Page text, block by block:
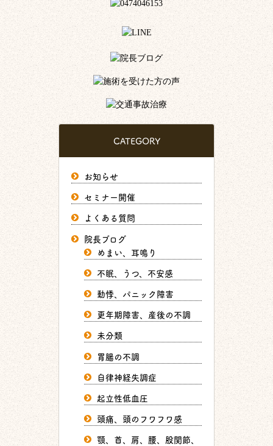
CATEGORY
お知らせ
セミナー開催
よくある質問
院長ブログ
めまい、耳鳴り
不眠、うつ、不安感
動悸、パニック障害
更年期障害、産後の不調
未分類
胃腸の不調
自律神経失調症
起立性低血圧
頭痛、頭のフワフワ感
顎、首、肩、腰、股関節、